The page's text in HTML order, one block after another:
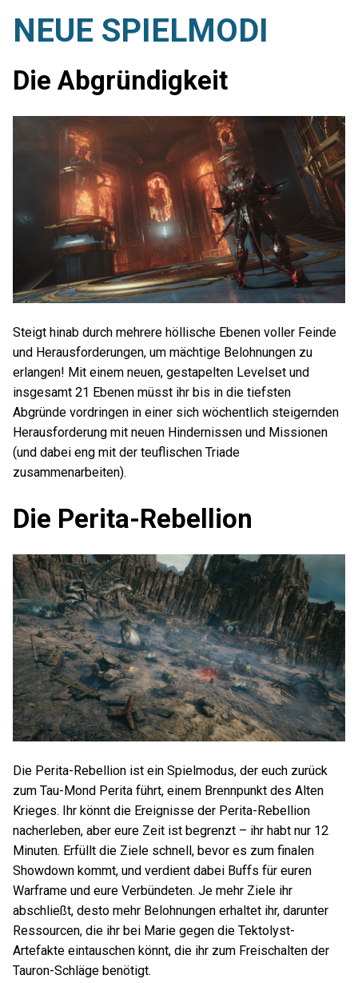
NEUE SPIELMODI
Die Abgründigkeit
Steigt hinab durch mehrere höllische Ebenen voller Feinde
und Herausforderungen, um mächtige Belohnungen zu
erlangen! Mit einem neuen, gestapelten Levelset und
insgesamt 21 Ebenen müsst ihr bis in die tiefsten
Abgründe vordringen in einer sich wöchentlich steigernden
Herausforderung mit neuen Hindernissen und Missionen
(und dabei eng mit der teuflischen Triade
zusammenarbeiten).
Die Perita-Rebellion
Die Perita-Rebellion ist ein Spielmodus, der euch zurück
zum Tau-Mond Perita führt, einem Brennpunkt des Alten
Krieges. Ihr könnt die Ereignisse der Perita-Rebellion
nacherleben, aber eure Zeit ist begrenzt – ihr habt nur 12
Minuten. Erfüllt die Ziele schnell, bevor es zum finalen
Showdown kommt, und verdient dabei Buffs für euren
Warframe und eure Verbündeten. Je mehr Ziele ihr
abschließt, desto mehr Belohnungen erhaltet ihr, darunter
Ressourcen, die ihr bei Marie gegen die Tektolyst-
Artefakte eintauschen könnt, die ihr zum Freischalten der
Tauron-Schläge benötigt.